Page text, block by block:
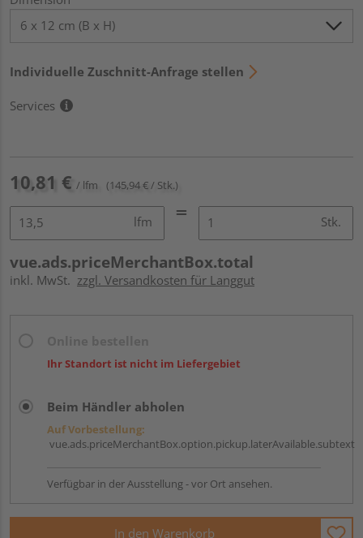
Individuelle Zuschnitt-Anfrage stellen
Services
10,81 € / lfm (145,94 € / Stk.)
lfm Stk.
vue.ads.priceMerchantBox.total
inkl. MwSt. zzgl. Versandkosten für Langgut
Ihr Standort ist nicht im Liefergebiet
Beim Händler abholen
Auf Vorbestellung:
vue.ads.priceMerchantBox.option.pickup.laterAvailable.subtext
Verfügbar in der Ausstellung - vor Ort ansehen.
In den Warenkorb